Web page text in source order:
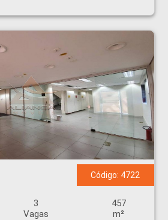
Código: 4722
3
Vagas
457
m²